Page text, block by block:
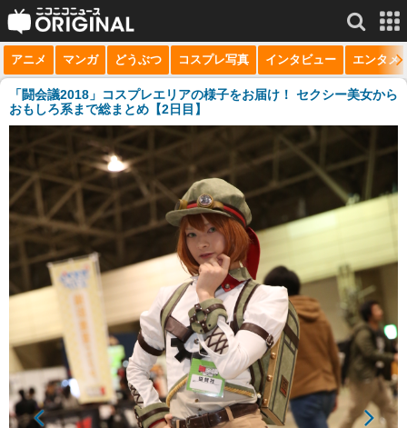
サービス一覧 もっと見る
niconico
動画
ニュース
チャンネル
マンガ
ニコニコQ
アニメ マンガ どうぶつ コスプレ写真 インタビュー エンタメ
「闘会議2018」コスプレエリアの様子をお届け！ セクシー美女から
おもしろ系まで総まとめ【2日目】